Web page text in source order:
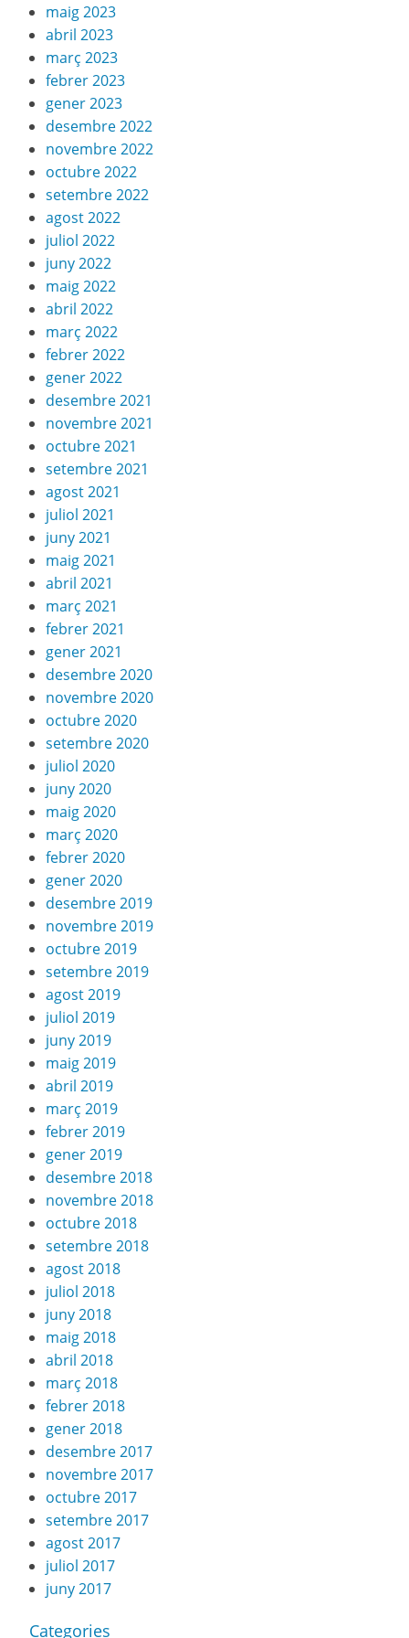
maig 2023
abril 2023
març 2023
febrer 2023
gener 2023
desembre 2022
novembre 2022
octubre 2022
setembre 2022
agost 2022
juliol 2022
juny 2022
maig 2022
abril 2022
març 2022
febrer 2022
gener 2022
desembre 2021
novembre 2021
octubre 2021
setembre 2021
agost 2021
juliol 2021
juny 2021
maig 2021
abril 2021
març 2021
febrer 2021
gener 2021
desembre 2020
novembre 2020
octubre 2020
setembre 2020
juliol 2020
juny 2020
maig 2020
març 2020
febrer 2020
gener 2020
desembre 2019
novembre 2019
octubre 2019
setembre 2019
agost 2019
juliol 2019
juny 2019
maig 2019
abril 2019
març 2019
febrer 2019
gener 2019
desembre 2018
novembre 2018
octubre 2018
setembre 2018
agost 2018
juliol 2018
juny 2018
maig 2018
abril 2018
març 2018
febrer 2018
gener 2018
desembre 2017
novembre 2017
octubre 2017
setembre 2017
agost 2017
juliol 2017
juny 2017
Categories